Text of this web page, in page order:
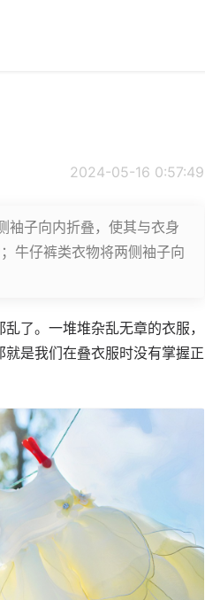
2024-05-16 0:57:49
袖子向内折叠，使其与衣身
牛仔裤类衣物将两侧袖子向
了。一堆堆杂乱无章的衣服，
是我们在叠衣服时没有掌握正